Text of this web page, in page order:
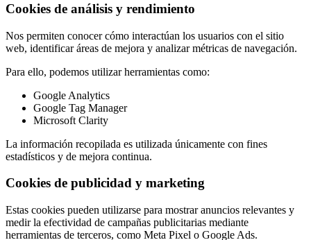
Cookies de análisis y rendimiento
Nos permiten conocer cómo interactúan los usuarios con el sitio
web, identificar áreas de mejora y analizar métricas de navegación.
Para ello, podemos utilizar herramientas como:
Google Analytics
Google Tag Manager
Microsoft Clarity
La información recopilada es utilizada únicamente con fines
estadísticos y de mejora continua.
Cookies de publicidad y marketing
Estas cookies pueden utilizarse para mostrar anuncios relevantes y
medir la efectividad de campañas publicitarias mediante
herramientas de terceros, como Meta Pixel o Google Ads.